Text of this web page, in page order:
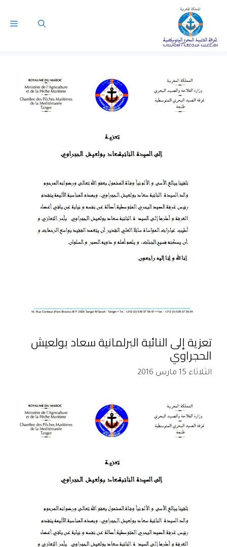
تعزية إلى النائبة البرلمانية سعاد بولعيش
الحجراوي
الثلاثاء 15 مارس 2016